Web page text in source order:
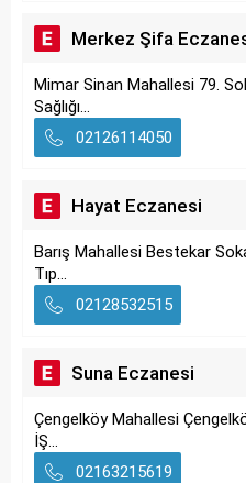
Merkez Şifa
Mimar Sinan Mahallesi 79.
Sağlığı...
02126114050
Hayat Eczanesi
Barış Mahallesi Bestekar
Tıp...
02128532515
Suna Eczanesi
Çengelköy Mahallesi
İŞ...
02163215619